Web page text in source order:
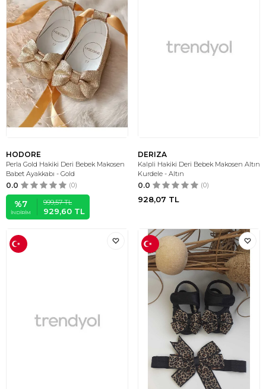
HODORE
Perla Gold Hakiki Deri Bebek Makosen
Babet Ayakkabı - Gold
0.0 (0)
%7
İNDIRIM
999,57TL
929,60 TL
DERIZA
Kalpli Hakiki Deri Bebek Makosen Altın
Kurdele - Altın
0.0 (0)
928,07 TL